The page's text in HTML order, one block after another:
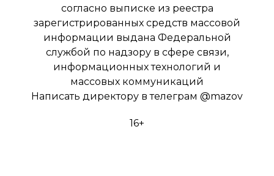
согласно выписке из реестра
зарегистрированных средств массовой
информации выдана Федеральной
службой по надзору в сфере связи,
информационных технологий и
массовых коммуникаций
Написать директору в телеграм @mazov
16+